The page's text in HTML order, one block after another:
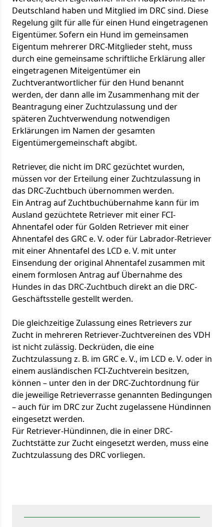
Deutschland haben und Mitglied im DRC sind. Diese
Regelung gilt für alle für einen Hund eingetragenen
Eigentümer. Sofern ein Hund im gemeinsamen
Eigentum mehrerer DRC-Mitglieder steht, muss
durch eine gemeinsame schriftliche Erklärung aller
eingetragenen Miteigentümer ein
Zuchtverantwortlicher für den Hund benannt
werden, der dann alle im Zusammenhang mit der
Beantragung einer Zuchtzulassung und der
späteren Zuchtverwendung notwendigen
Erklärungen im Namen der gesamten
Eigentümergemeinschaft abgibt.
Retriever, die nicht im DRC gezüchtet wurden,
müssen vor der Erteilung einer Zuchtzulassung in
das DRC-Zuchtbuch übernommen werden.
Ein Antrag auf Zuchtbuchübernahme kann für im
Ausland gezüchtete Retriever mit einer FCI-
Ahnentafel oder für Golden Retriever mit einer
Ahnentafel des GRC e. V. oder für Labrador-Retriever
mit einer Ahnentafel des LCD e. V. mit unter
Einsendung der original Ahnentafel zusammen mit
einem formlosen Antrag auf Übernahme des
Hundes in das DRC-Zuchtbuch direkt an die DRC-
Geschäftsstelle gestellt werden.
Die gleichzeitige Zulassung eines Retrievers zur
Zucht in mehreren Retriever-Zuchtvereinen des VDH
ist nicht zulässig. Deckrüden, die eine
Zuchtzulassung z. B. im GRC e. V., im LCD e. V. oder in
einem ausländischen FCI-Zuchtverein besitzen,
können – unter den in der DRC-Zuchtordnung für
die jeweilige Retrieverrasse genannten Bedingungen
– auch für im DRC zur Zucht zugelassene Hündinnen
eingesetzt werden.
Für Retriever-Hündinnen, die in einer DRC-
Zuchtstätte zur Zucht eingesetzt werden, muss eine
Zuchtzulassung des DRC vorliegen.